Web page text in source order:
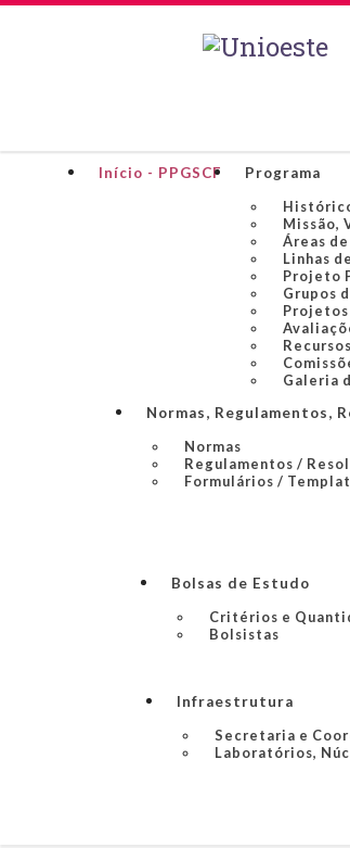
Início - PPGSCF
Programa
Missão,
Áreas
Linhas
Projeto
Grupos
Projetos
Galeria
Normas, Regulamentos,
Normas
Regulamentos /
Formulários /
Bolsas de Estudo
Critérios e
Bolsistas
Infraestrutura
Secretaria e
Laboratórios,